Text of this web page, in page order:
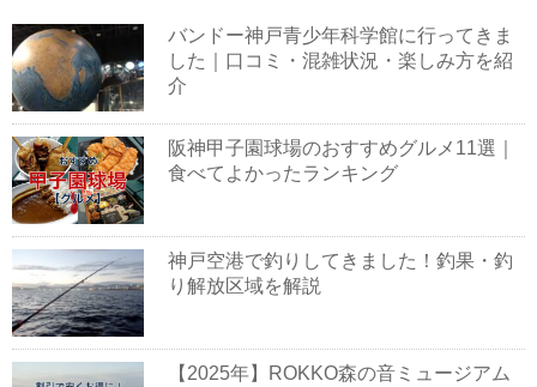
バンドー神戸青少年科学館に行ってきま
した｜口コミ・混雑状況・楽しみ方を紹
介
阪神甲子園球場のおすすめグルメ11選｜
食べてよかったランキング
神戸空港で釣りしてきました！釣果・釣
り解放区域を解説
【2025年】ROKKO森の音ミュージアム